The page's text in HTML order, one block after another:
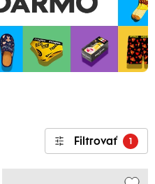
Filtrovať 1